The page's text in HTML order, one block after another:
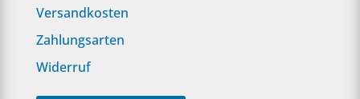
Versandkosten
Zahlungsarten
Widerruf